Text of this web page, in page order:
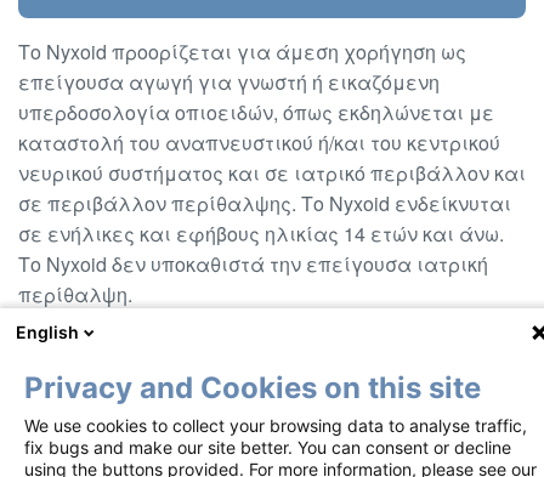
Το Nyxoid προορίζεται για άμεση χορήγηση ως
επείγουσα αγωγή για γνωστή ή εικαζόμενη
υπερδοσολογία οπιοειδών, όπως εκδηλώνεται με
καταστολή του αναπνευστικού ή/και του κεντρικού
νευρικού συστήματος και σε ιατρικό περιβάλλον και
σε περιβάλλον περίθαλψης. Το Nyxoid ενδείκνυται
σε ενήλικες και εφήβους ηλικίας 14 ετών και άνω.
Το Nyxoid δεν υποκαθιστά την επείγουσα ιατρική
περίθαλψη.
Footer
Πολιτική για τα cookies
Επικοινωνήστε μαζί μας
Αυτά τα υλικά διατίθενται σύμφωνα με ένα Σχέδιο Διαχείρισης
English
Privacy and Cookies on this site
We use cookies to collect your browsing data to analyse traffic,
fix bugs and make our site better. You can consent or decline
using the buttons provided. For more information, please see our